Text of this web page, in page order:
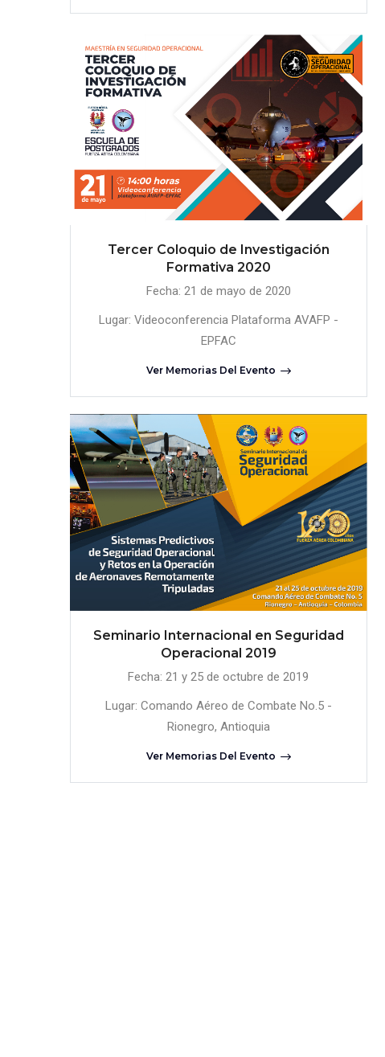
Tercer Coloquio de Investigación
Formativa 2020
Fecha: 21 de mayo de 2020
Lugar: Videoconferencia Plataforma AVAFP -
EPFAC
Ver Memorias Del Evento
Seminario Internacional en Seguridad
Operacional 2019
Fecha: 21 y 25 de octubre de 2019
Lugar: Comando Aéreo de Combate No.5 -
Rionegro, Antioquia
Ver Memorias Del Evento